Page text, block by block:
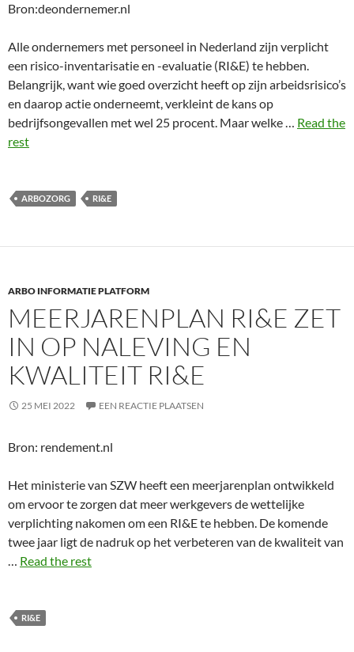
Bron:deondernemer.nl
Alle ondernemers met personeel in Nederland zijn verplicht
een risico-inventarisatie en -evaluatie (RI&E) te hebben.
Belangrijk, want wie goed overzicht heeft op zijn arbeidsrisico’s
en daarop actie onderneemt, verkleint de kans op
bedrijfsongevallen met wel 25 procent. Maar welke … Read the
rest
ARBOZORG RI&E
ARBO INFORMATIE PLATFORM
MEERJARENPLAN RI&E ZET
IN OP NALEVING EN
KWALITEIT RI&E
25 MEI 2022 EEN REACTIE PLAATSEN
Bron: rendement.nl
Het ministerie van SZW heeft een meerjarenplan ontwikkeld
om ervoor te zorgen dat meer werkgevers de wettelijke
verplichting nakomen om een RI&E te hebben. De komende
twee jaar ligt de nadruk op het verbeteren van de kwaliteit van
… Read the rest
RI&E